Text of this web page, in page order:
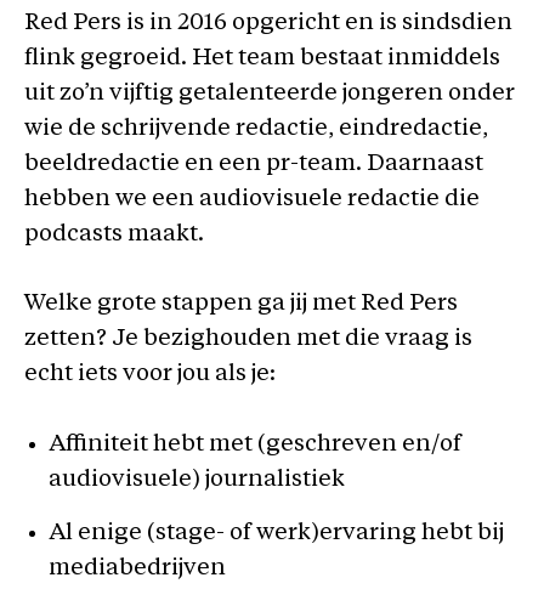
Red Pers is in 2016 opgericht en is sindsdien
flink gegroeid. Het team bestaat inmiddels
uit zo’n vijftig getalenteerde jongeren onder
wie de schrijvende redactie, eindredactie,
beeldredactie en een pr-team. Daarnaast
hebben we een audiovisuele redactie die
podcasts maakt.
Welke grote stappen ga jij met Red Pers
zetten? Je bezighouden met die vraag is
echt iets voor jou als je:
Affiniteit hebt met (geschreven en/of
audiovisuele) journalistiek
Al enige (stage- of werk)ervaring hebt bij
mediabedrijven